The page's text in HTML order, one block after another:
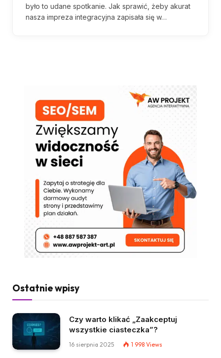
było to udane spotkanie. Jak sprawić, żeby akurat
nasza impreza integracyjna zapisała się w…
Ostatnie wpisy
Czy warto klikać „Zaakceptuj
wszystkie ciasteczka”?
16 sierpnia 2025 1 998 Views